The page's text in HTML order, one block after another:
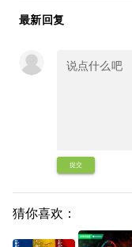
最新回复
提交
猜你喜欢：